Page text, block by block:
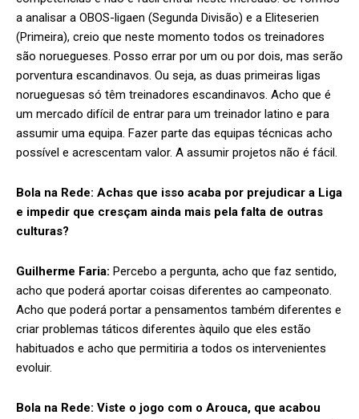
a analisar a OBOS-ligaen (Segunda Divisão) e a Eliteserien
(Primeira), creio que neste momento todos os treinadores
são noruegueses. Posso errar por um ou por dois, mas serão
porventura escandinavos. Ou seja, as duas primeiras ligas
norueguesas só têm treinadores escandinavos. Acho que é
um mercado difícil de entrar para um treinador latino e para
assumir uma equipa. Fazer parte das equipas técnicas acho
possível e acrescentam valor. A assumir projetos não é fácil.
Bola na Rede: Achas que isso acaba por prejudicar a Liga
e impedir que cresçam ainda mais pela falta de outras
culturas?
Guilherme Faria: Percebo a pergunta, acho que faz sentido,
acho que poderá aportar coisas diferentes ao campeonato.
Acho que poderá portar a pensamentos também diferentes e
criar problemas táticos diferentes àquilo que eles estão
habituados e acho que permitiria a todos os intervenientes
evoluir.
Bola na Rede: Viste o jogo com o Arouca, que acabou